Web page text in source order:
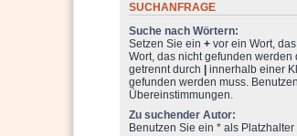
SUCHANFRAGE
Suche nach Wörtern:
Setzen Sie ein + vor ein Wort,
Wort, das nicht gefunden
getrennt durch
innerhalb einer
gefunden werden muss.
Übereinstimmungen.
Zu suchender Autor:
Benutzen Sie ein * als